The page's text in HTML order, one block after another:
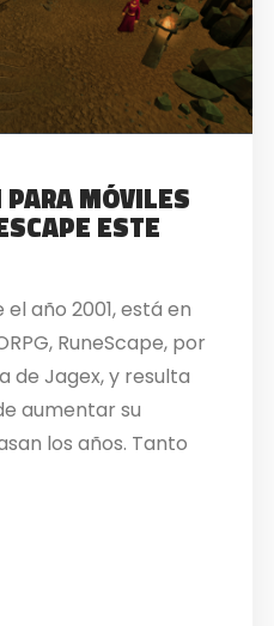
MÓVILES
ESTE
año 2001, está en
RuneScape, por
de Jagex, y resulta
aumentar su
los años. Tanto
una versión para
lo que han